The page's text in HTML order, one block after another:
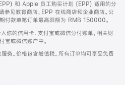
和 Apple 员工购买计划 (EPP) 适用的分
参见教育商店、EPP 在线商店和企业商店。公
付款单笔订单最高限额为 RMB 150000。
你的信用卡、支付宝或微信分付账单。相关财
宝或微信账户中。
务。价格包含增值税。所有订单均可享受免费